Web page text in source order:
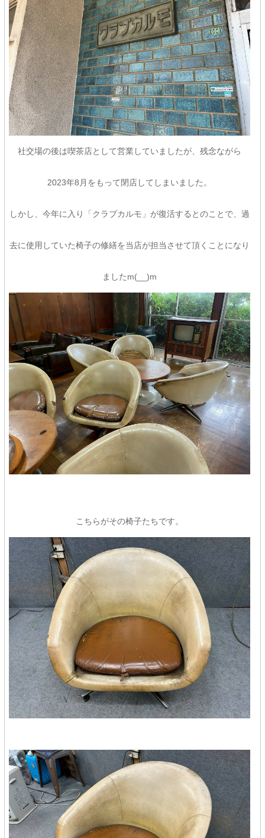
社交場の後は喫茶店として営業していましたが、残念ながら
2023年8月をもって閉店してしまいました。
しかし、今年に入り「クラブカルモ」が復活するとのことで、過
去に使用していた椅子の修繕を当店が担当させて頂くことになり
ましたm(__)m
こちらがその椅子たちです。